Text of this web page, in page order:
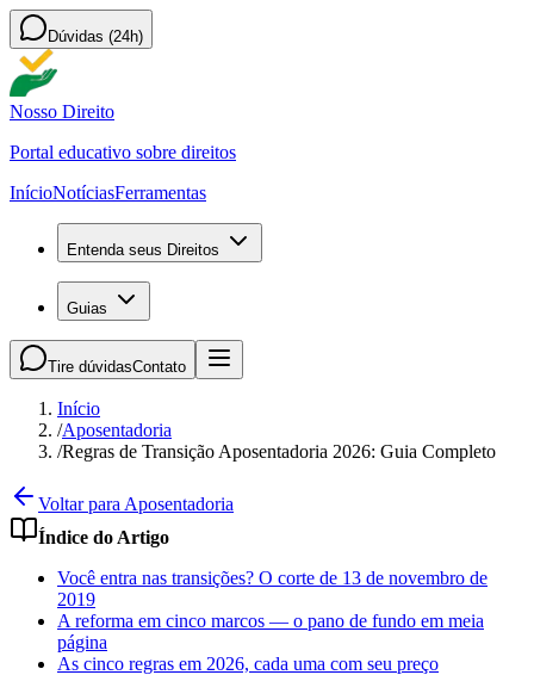
Dúvidas (24h)
Nosso Direito
Portal educativo sobre direitos
InícioNotíciasFerramentas
Entenda seus Direitos
Guias
Tire dúvidasContato
Início
/Aposentadoria
/Regras de Transição Aposentadoria 2026: Guia Completo
Voltar para Aposentadoria
Índice do Artigo
Você entra nas transições? O corte de 13 de novembro de
2019
A reforma em cinco marcos — o pano de fundo em meia
página
As cinco regras em 2026, cada uma com seu preço